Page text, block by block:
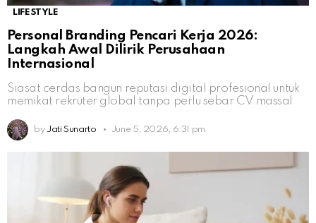
LIFESTYLE
Personal Branding Pencari Kerja 2026:
Langkah Awal Dilirik Perusahaan
Internasional
Siasat cerdas bangun reputasi digital profesional untuk
memikat rekruter global tanpa perlu sebar CV massal
by Jati Sunarto June 5, 2026, 6:31 pm